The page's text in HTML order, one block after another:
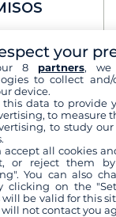
Ver+
crucero
Ver+
todos los
Ver+
o
crucero
your
8 partners, we
to collect
device.
this data to provide
to measure
to study
accept all cookies
or reject them
You can also
clicking on the
will be valid for this
not contact you